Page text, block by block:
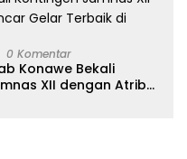
0 Komentar
Konawe Bekali
XII dengan Atribut